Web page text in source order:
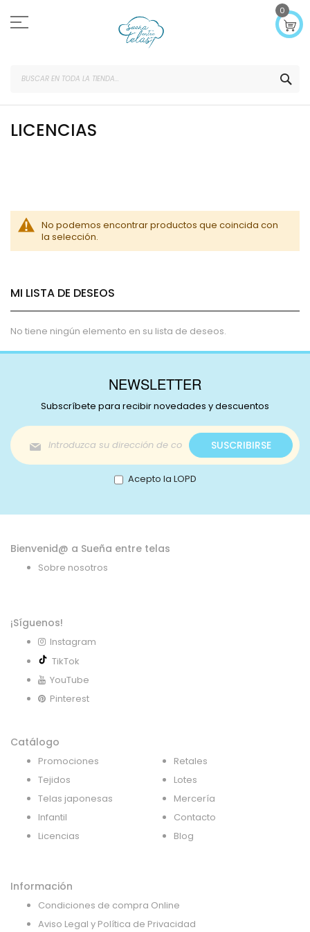
al
contenido
0
LICENCIAS
No podemos encontrar productos que coincida con
la selección.
MI LISTA DE DESEOS
No tiene ningún elemento en su lista de deseos.
NEWSLETTER
Subscríbete para recibir novedades y descuentos
Inscríbase
a
nuestro
boletín
de
SUSCRIBIRSE
Acepto la LOPD
Bienvenid@ a Sueña entre telas
Sobre nosotros
¡Síguenos!
Instagram
TikTok
YouTube
Pinterest
Catálogo
Promociones
Tejidos
Telas japonesas
Infantil
Licencias
Retales
Lotes
Mercería
Contacto
Blog
Información
Condiciones de compra Online
Aviso Legal y Política de Privacidad